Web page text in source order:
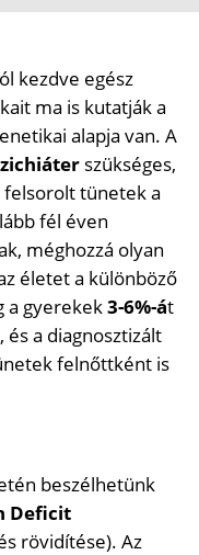
kezdve egész
ma is kutatják a
alapja van. A
szükséges,
felsorolt tünetek a
fél éven
méghozzá olyan
életet a különböző
a gyerekek3-6%-át
a diagnosztizált
felnőttként is
beszélhetünk
Deficit
rövidítése). Az